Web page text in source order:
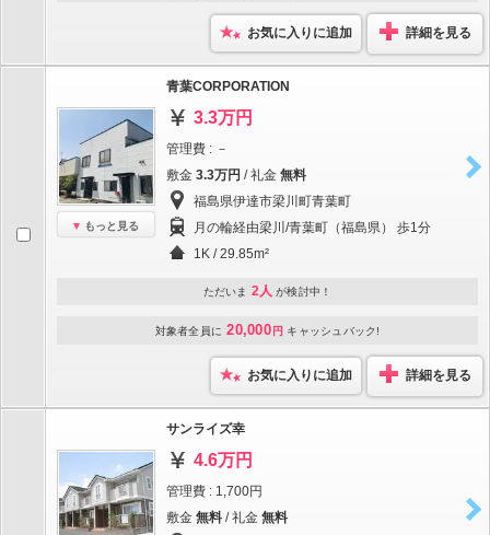
お気に入りに追加 詳細を見る
もっと見る
青葉CORPORATION
3.3万円
管理費 : －
敷金 3.3万円 / 礼金 無料
福島県伊達市梁川町青葉町
月の輪経由梁川/青葉町（福島県） 歩1分
1K / 29.85m²
ただいま 2人 が検討中！
対象者全員に 20,000 円 キャッシュバック!
お気に入りに追加 詳細を見る
サンライズ幸
4.6万円
管理費 : 1,700円
敷金 無料 / 礼金 無料